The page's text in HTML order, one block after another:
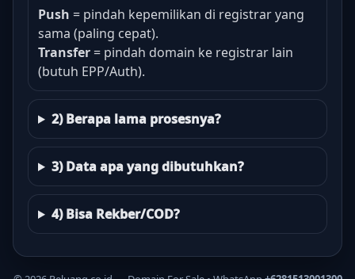
Push = pindah kepemilikan di registrar yang
sama (paling cepat).
Transfer = pindah domain ke registrar lain
(butuh EPP/Auth).
2) Berapa lama prosesnya?
3) Data apa yang dibutuhkan?
4) Bisa Rekber/COD?